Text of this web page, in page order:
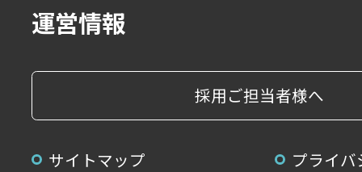
運営情報
採用ご担当者様へ
サイトマップ
プライ